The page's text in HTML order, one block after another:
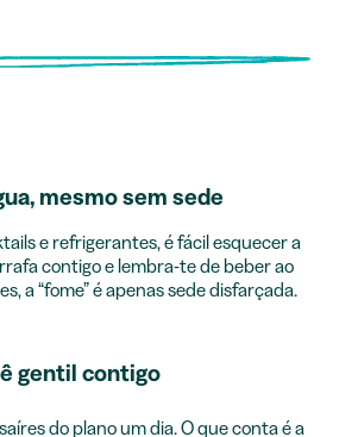
mesmo sem sede
e refrigerantes, é fácil esquecer a
contigo e lembra-te de beber ao
a “fome” é apenas sede disfarçada.
gentil contigo
do plano um dia. O que conta é a